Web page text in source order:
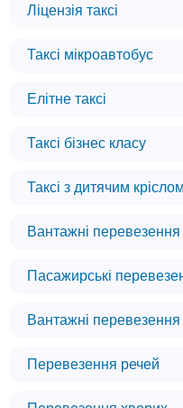
Ліцензія таксі
Таксі мікроавтобус
Елітне таксі
Таксі бізнес класу
Таксі з дитячим кріслом
Вантажні перевезення
Пасажирські
Вантажні перевезення
Перевезення речей